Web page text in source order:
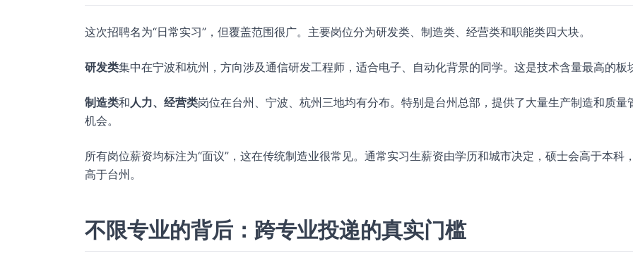
这次招聘名为“日常实习”，但覆盖范围很广。主要岗位分为研发类、制造类、经营类和职能类四大块。
研发类集中在宁波和杭州，方向涉及通信研发工程师，适合电子、自动化背景的同学。这是技术含量最高的板
制造类和人力、经营类岗位在台州、宁波、杭州三地均有分布。特别是台州总部，提供了大量生产制造和质量
机会。
所有岗位薪资均标注为“面议”，这在传统制造业很常见。通常实习生薪资由学历和城市决定，硕士会高于本科
高于台州。
不限专业的背后：跨专业投递的真实门槛